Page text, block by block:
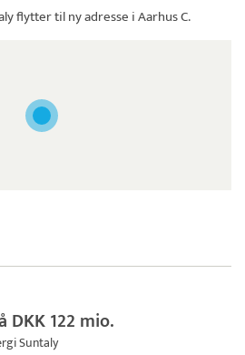
flytter til ny adresse i Aarhus C.
DKK 122 mio.
Suntaly